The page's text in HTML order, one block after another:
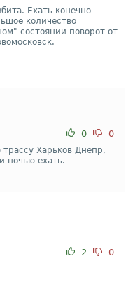
Ехать конечно
количество
состоянии поворот от
0 0
Харьков Днепр,
ночью ехать.
2 0